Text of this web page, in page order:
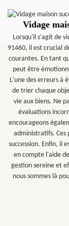
Vidage
Lorsqu'il s'agit de
91460, il est crucial
courantes. En tant
peut être
L'une des erreurs à
de trier chaque
vie aux biens. Ne
évaluations
encourageons
administratifs. Ces
succession. Enfin, il
en compte l'aide
gestion sereine et
nous sommes là